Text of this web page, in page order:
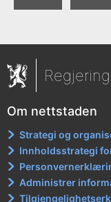
Om nettstaden
Strategi og
Innholdsstrategi
Administrer